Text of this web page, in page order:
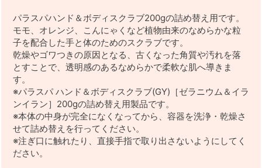
パラスパハンド＆ボディスクラブ200gの詰め替え用です。
モモ、オレンジ、こんにゃくなど植物由来のなめらかな粒
子を配合した手と体のためのスクラブです。
乾燥やゴワつきの原因となる、古くなった角質や汚れを落
とすことで、透明感のあるなめらかで柔軟な肌へ導きま
す。
※パラスパ ハンド＆ボディスクラブ(GY)［ゼラニウム＆イラ
ンイラン］200gの詰め替え用製品です。
※本体の中身が完全になくなってから、容器を洗浄・乾燥さ
せて詰め替えを行ってください。
※注ぎ口に触れたり、直接手指で取り出さないようにしてく
ださい。